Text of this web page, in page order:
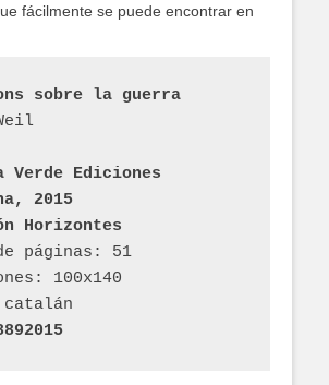
fácilmente se puede encontrar en
sobre la guerra
Verde Ediciones
2015
Horizontes
páginas: 51
100x140